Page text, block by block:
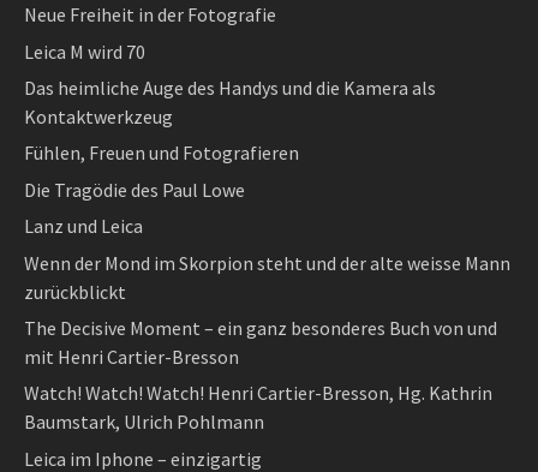
Neue Freiheit in der Fotografie
Leica M wird 70
Das heimliche Auge des Handys und die Kamera als
Kontaktwerkzeug
Fühlen, Freuen und Fotografieren
Die Tragödie des Paul Lowe
Lanz und Leica
Wenn der Mond im Skorpion steht und der alte weisse Mann
zurückblickt
The Decisive Moment – ein ganz besonderes Buch von und
mit Henri Cartier-Bresson
Watch! Watch! Watch! Henri Cartier-Bresson, Hg. Kathrin
Baumstark, Ulrich Pohlmann
Leica im Iphone – einzigartig